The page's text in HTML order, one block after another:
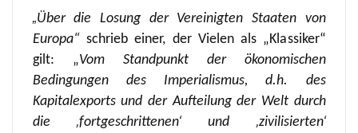
„Über die Losung der Vereinigten Staaten von
Europa“ schrieb einer, der Vielen als „Klassiker“
gilt: „Vom Standpunkt der ökonomischen
Bedingungen des Imperialismus, d.h. des
Kapitalexports und der Aufteilung der Welt durch
die ‚fortgeschrittenen‘ und ‚zivilisierten‘